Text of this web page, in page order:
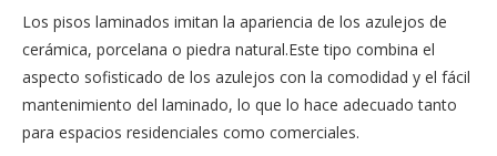
Los pisos laminados imitan la apariencia de los azulejos de
cerámica, porcelana o piedra natural.Este tipo combina el
aspecto sofisticado de los azulejos con la comodidad y el fácil
mantenimiento del laminado, lo que lo hace adecuado tanto
para espacios residenciales como comerciales.